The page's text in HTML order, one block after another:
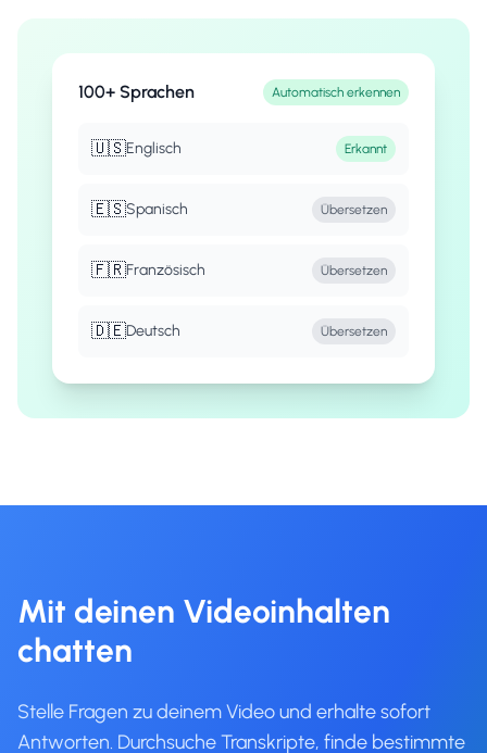
100+ Sprachen Automatisch erkennen
🇺🇸Englisch Erkannt
🇪🇸Spanisch Übersetzen
🇫🇷Französisch Übersetzen
🇩🇪Deutsch Übersetzen
Mit deinen Videoinhalten
chatten
Stelle Fragen zu deinem Video und erhalte sofort
Antworten. Durchsuche Transkripte, finde bestimmte